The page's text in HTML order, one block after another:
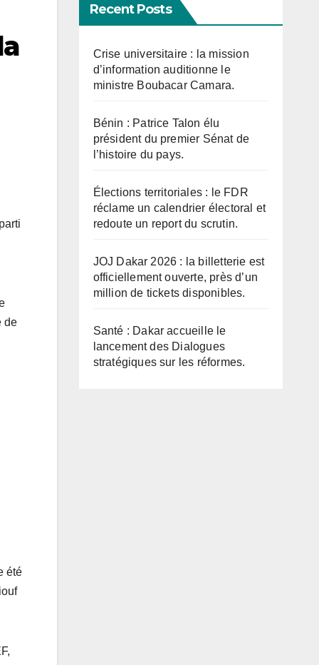
de
été
Recent Posts
Crise universitaire : la mission
d’information auditionne le
ministre Boubacar Camara.
Bénin : Patrice Talon élu
président du premier Sénat de
l’histoire du pays.
Élections territoriales : le FDR
réclame un calendrier électoral et
redoute un report du scrutin.
JOJ Dakar 2026 : la billetterie est
officiellement ouverte, près d’un
million de tickets disponibles.
Santé : Dakar accueille le
lancement des Dialogues
stratégiques sur les réformes.